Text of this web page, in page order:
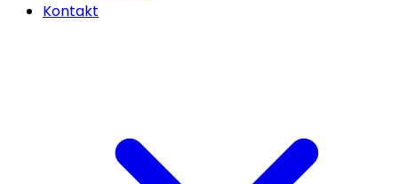
Kontakt